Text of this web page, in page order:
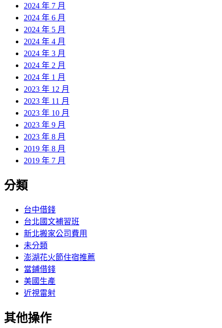
2024 年 7 月
2024 年 6 月
2024 年 5 月
2024 年 4 月
2024 年 3 月
2024 年 2 月
2024 年 1 月
2023 年 12 月
2023 年 11 月
2023 年 10 月
2023 年 9 月
2023 年 8 月
2019 年 8 月
2019 年 7 月
分類
台中借錢
台北國文補習班
新北搬家公司費用
未分類
澎湖花火節住宿推薦
當鋪借錢
美國生產
近視雷射
其他操作